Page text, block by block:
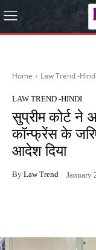
Home Law Trend -Hindi
LAW TREND -HINDI
सुप्रीम कोर्ट ने
कॉन्फ्रेंस के
आदेश दिया
By Law Trend January